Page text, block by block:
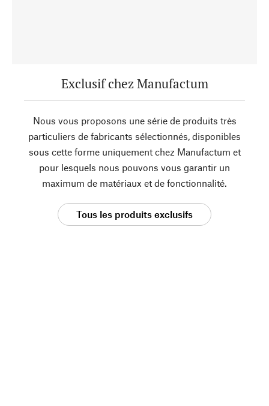
Exclusif chez Manufactum
Nous vous proposons une série de produits très
particuliers de fabricants sélectionnés, disponibles
sous cette forme uniquement chez Manufactum et
pour lesquels nous pouvons vous garantir un
maximum de matériaux et de fonctionnalité.
Tous les produits exclusifs